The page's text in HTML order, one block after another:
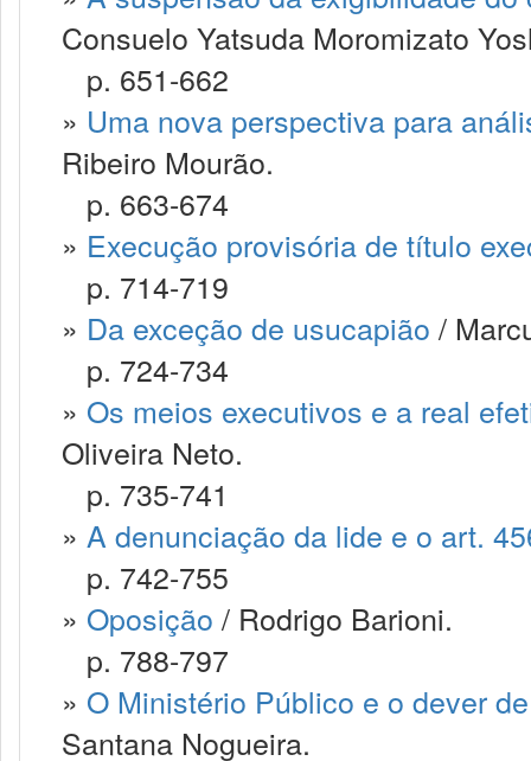
Consuelo Yatsuda Moromizato
p. 651-662
» Uma nova perspectiva para
Ribeiro Mourão.
p. 663-674
» Execução provisória de título
p. 714-719
» Da exceção de usucapião /
p. 724-734
» Os meios executivos e a real
Oliveira Neto.
p. 735-741
» A denunciação da lide e o art.
p. 742-755
» Oposição / Rodrigo Barioni.
p. 788-797
» O Ministério Público e o dever
Santana Nogueira.